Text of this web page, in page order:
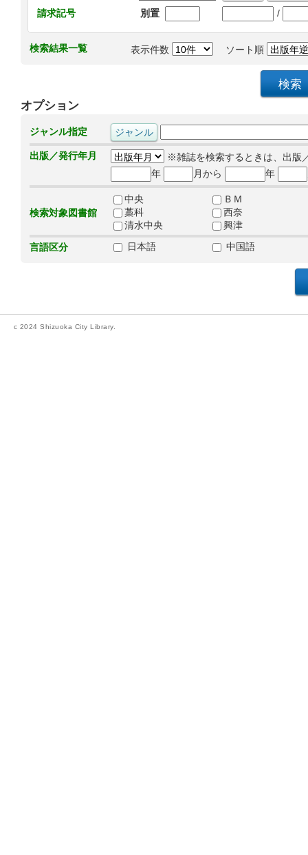
請求記号
別置 /
検索結果一覧 表示件数 ソート順
オプション
ジャンル指定
出版／発行年月
※雑誌を検索するときは、出版
年
月から 年
検索対象図書館
中央
ＢＭ
藁科
西奈
清水中央
興津
言語区分
日本語 中国語
c 2024 Shizuoka City Library.